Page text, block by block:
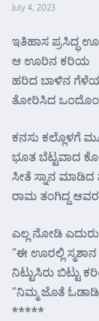
July 4, 2023
ಇತಿಹಾಸ ಪ್ರಸಿದ್ಧ
ಆ ಊರಿನ ಕರಿಯ
ಹರಿದ ಬಾಳಿನ
ತೋರಿಸಿದ
ಕನಸು ಕಲ್ಲೊಳಗೆ
ಭೂತ ಬೆಟ್ಟವಾದ
ಸೀತೆ ಸ್ನಾನ ಮಾಡಿದ
ರಾಮ ತಂಗಿದ್ದ
ಎಲ್ಲ ನೋಡಿ
“ಈ ಊರಲ್ಲಿ ಸ್ಮಶಾನ
ನಿಟ್ಟುಸಿರು ಬಿಟ್ಟು
“ನಿಮ್ಮ ಜೊತೆ
*****